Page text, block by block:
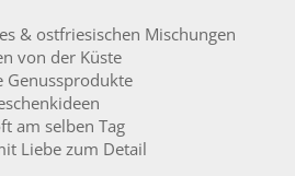
& ostfriesischen Mischungen
von der Küste
Genussprodukte
am selben Tag
Liebe zum Detail